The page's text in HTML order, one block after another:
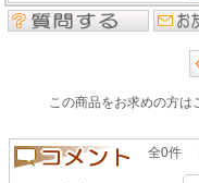
この商品をお求めの方は
全0件